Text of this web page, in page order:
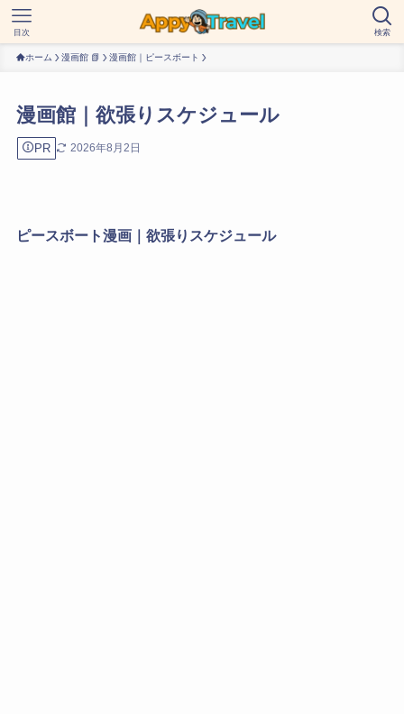
検索
目次
ホーム 漫画館 📗 漫画館｜ピースボート
漫画館｜欲張りスケジュール
PR 2026年8月2日
ピースボート漫画｜欲張りスケジュール